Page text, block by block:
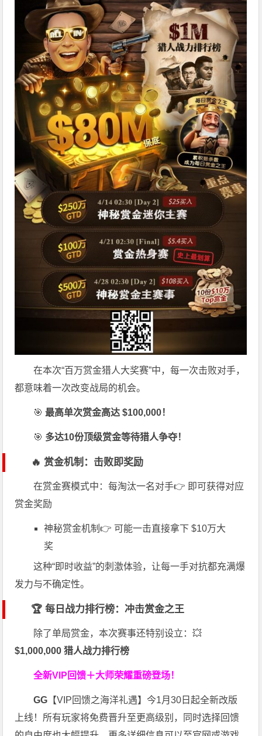
在本次“百万赏金猎人大奖赛”中，每一次击败对手，
都意味着一次改变战局的机会。
🎯最高单次赏金高达 $100,000！
🎯 多达10份顶级赏金等待猎人争夺！
🔥 赏金机制：击败即奖励
在赏金赛模式中：每淘汰一名对手👉 即可获得对应
赏金奖励
神秘赏金机制👉 可能一击直接拿下 $10万大
奖
这种“即时收益”的刺激体验，让每一手对抗都充满爆
发力与不确定性。
🏆 每日战力排行榜：冲击赏金之王
除了单局赏金，本次赛事还特别设立：💥
$1,000,000 猎人战力排行榜
全新VIP回馈＋大师荣耀重磅登场！
GG 【VIP回馈之海洋礼遇】今1月30日起全新改版
上线！所有玩家将免费晋升至更高级别，同时选择回馈